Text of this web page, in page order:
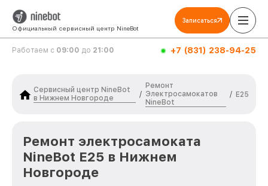
Официальный сервисный центр NineBot
Записаться
Работаем с 09:00 до 21:00 +7 (831) 238-94-25
Сервисный центр NineBot
в Нижнем Новгороде
/
Ремонт
Электросамокатов
NineBot
/ E25
Ремонт электросамоката
NineBot E25 в Нижнем
Новгороде